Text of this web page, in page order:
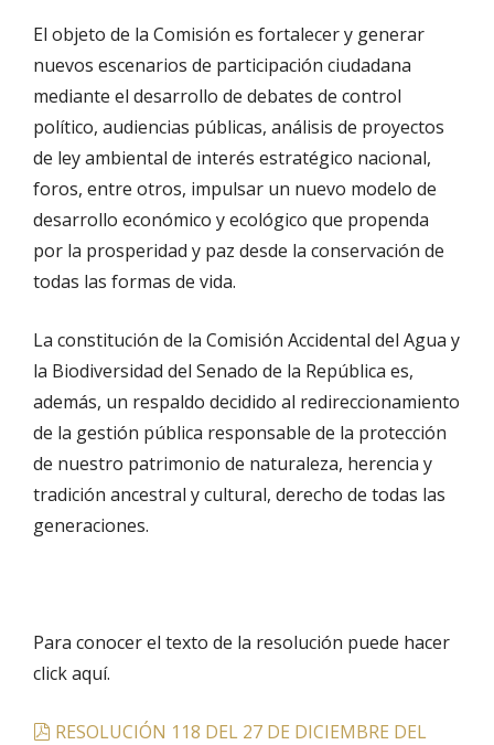
El objeto de la Comisión es fortalecer y generar
nuevos escenarios de participación ciudadana
mediante el desarrollo de debates de control
político, audiencias públicas, análisis de proyectos
de ley ambiental de interés estratégico nacional,
foros, entre otros, impulsar un nuevo modelo de
desarrollo económico y ecológico que propenda
por la prosperidad y paz desde la conservación de
todas las formas de vida.
La constitución de la Comisión Accidental del Agua y
la Biodiversidad del Senado de la República es,
además, un respaldo decidido al redireccionamiento
de la gestión pública responsable de la protección
de nuestro patrimonio de naturaleza, herencia y
tradición ancestral y cultural, derecho de todas las
generaciones.
Para conocer el texto de la resolución puede hacer
click aquí.
pdf
RESOLUCIÓN 118 DEL 27 DE DICIEMBRE DEL